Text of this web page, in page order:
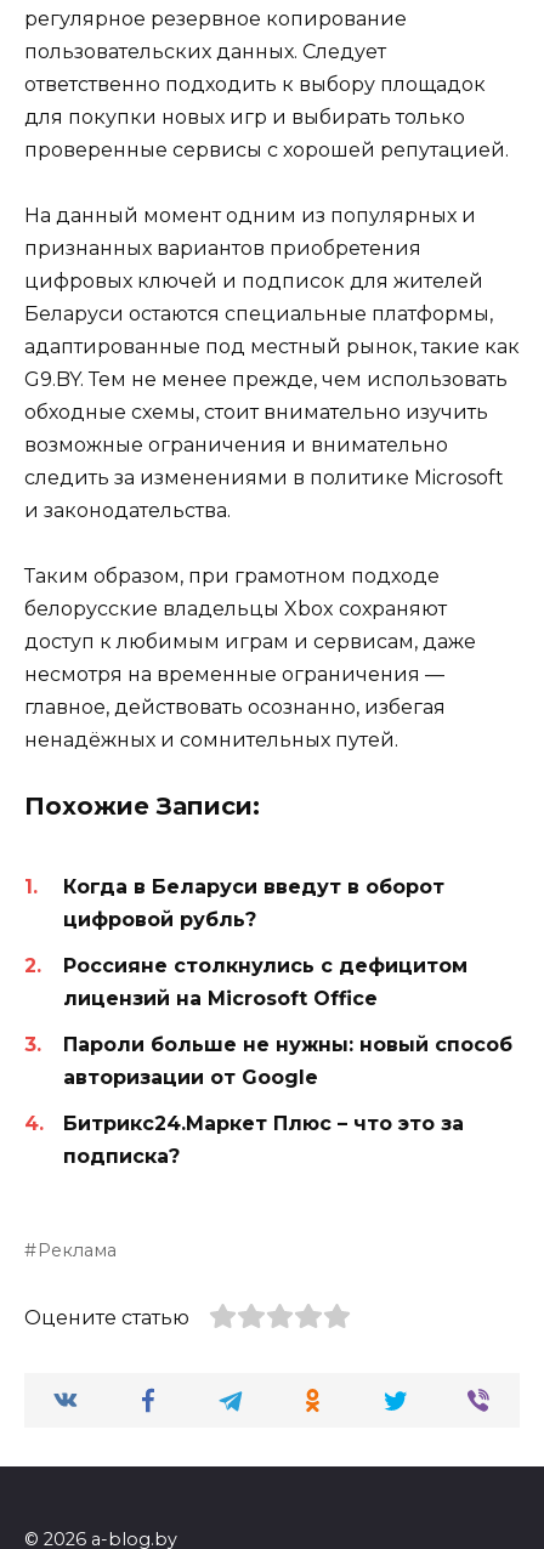
регулярное резервное копирование
пользовательских данных. Следует
ответственно подходить к выбору площадок
для покупки новых игр и выбирать только
проверенные сервисы с хорошей репутацией.
На данный момент одним из популярных и
признанных вариантов приобретения
цифровых ключей и подписок для жителей
Беларуси остаются специальные платформы,
адаптированные под местный рынок, такие как
G9.BY. Тем не менее прежде, чем использовать
обходные схемы, стоит внимательно изучить
возможные ограничения и внимательно
следить за изменениями в политике Microsoft
и законодательства.
Таким образом, при грамотном подходе
белорусские владельцы Xbox сохраняют
доступ к любимым играм и сервисам, даже
несмотря на временные ограничения —
главное, действовать осознанно, избегая
ненадёжных и сомнительных путей.
Похожие Записи:
Когда в Беларуси введут в оборот
цифровой рубль?
Россияне столкнулись с дефицитом
лицензий на Microsoft Office
Пароли больше не нужны: новый способ
авторизации от Google
Битрикс24.Маркет Плюс – что это за
подписка?
Реклама
Оцените статью
© 2026 a-blog.by